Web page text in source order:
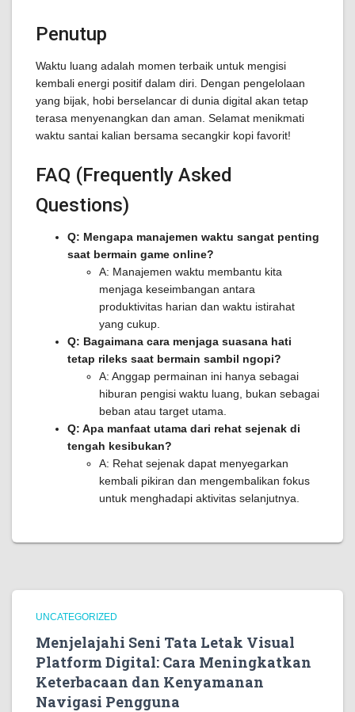
Penutup
Waktu luang adalah momen terbaik untuk mengisi
kembali energi positif dalam diri. Dengan pengelolaan
yang bijak, hobi berselancar di dunia digital akan tetap
terasa menyenangkan dan aman. Selamat menikmati
waktu santai kalian bersama secangkir kopi favorit!
FAQ (Frequently Asked
Questions)
Q: Mengapa manajemen waktu sangat penting
saat bermain game online?
A: Manajemen waktu membantu kita
menjaga keseimbangan antara
produktivitas harian dan waktu istirahat
yang cukup.
Q: Bagaimana cara menjaga suasana hati
tetap rileks saat bermain sambil ngopi?
A: Anggap permainan ini hanya sebagai
hiburan pengisi waktu luang, bukan sebagai
beban atau target utama.
Q: Apa manfaat utama dari rehat sejenak di
tengah kesibukan?
A: Rehat sejenak dapat menyegarkan
kembali pikiran dan mengembalikan fokus
untuk menghadapi aktivitas selanjutnya.
UNCATEGORIZED
Menjelajahi Seni Tata Letak Visual
Platform Digital: Cara Meningkatkan
Keterbacaan dan Kenyamanan
Navigasi Pengguna